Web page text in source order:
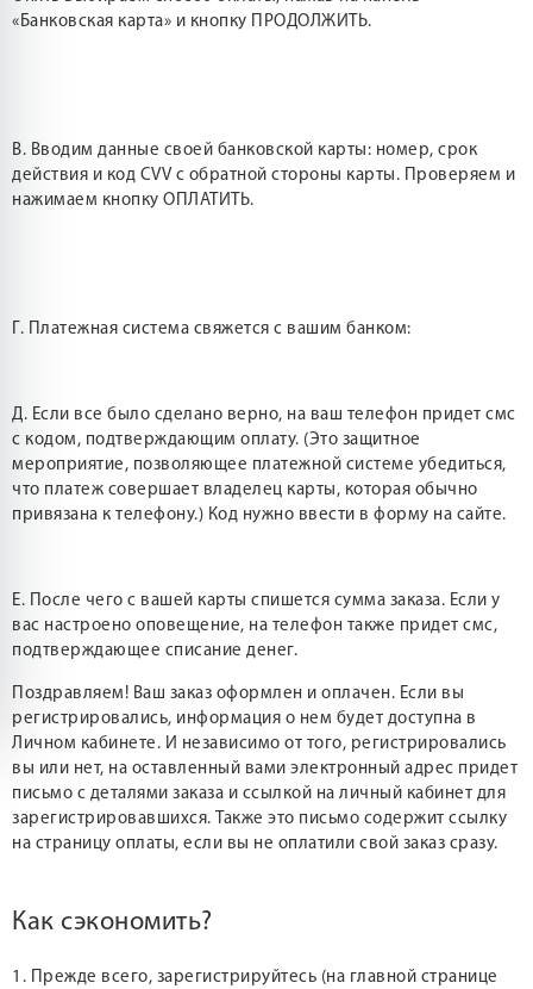
«Банковская карта» и кнопку ПРОДОЛЖИТЬ.
В. Вводим данные своей банковской карты: номер, срок
действия и код CVV с обратной стороны карты. Проверяем и
нажимаем кнопку ОПЛАТИТЬ.
Г. Платежная система свяжется с вашим банком:
Д. Если все было сделано верно, на ваш телефон придет смс
с кодом, подтверждающим оплату. (Это защитное
мероприятие, позволяющее платежной системе убедиться,
что платеж совершает владелец карты, которая обычно
привязана к телефону.) Код нужно ввести в форму на сайте.
Е. После чего с вашей карты спишется сумма заказа. Если у
вас настроено оповещение, на телефон также придет смс,
подтверждающее списание денег.
Поздравляем! Ваш заказ оформлен и оплачен. Если вы
регистрировались, информация о нем будет доступна в
Личном кабинете. И независимо от того, регистрировались
вы или нет, на оставленный вами электронный адрес придет
письмо с деталями заказа и ссылкой на личный кабинет для
зарегистрировавшихся. Также это письмо содержит ссылку
на страницу оплаты, если вы не оплатили свой заказ сразу.
Как сэкономить?
1. Прежде всего, зарегистрируйтесь (на главной странице